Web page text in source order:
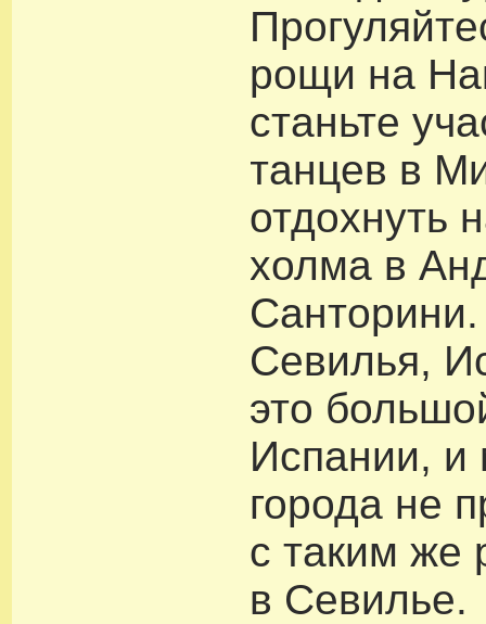
рощи на
станьте
танцев в
отдохнуть
холма в
Севилья,
это
Испании, и
города не
с таким же
в Севилье.